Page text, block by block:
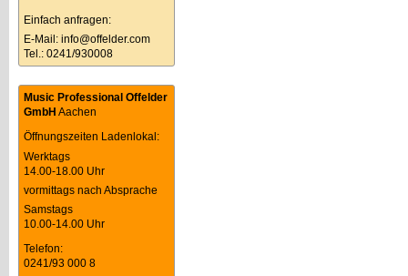
Einfach anfragen:
E-Mail: info@offelder.com
Tel.: 0241/930008
Music Professional Offelder
GmbH Aachen
Öffnungszeiten Ladenlokal:
Werktags
14.00-18.00 Uhr
vormittags nach Absprache
Samstags
10.00-14.00 Uhr
Telefon:
0241/93 000 8